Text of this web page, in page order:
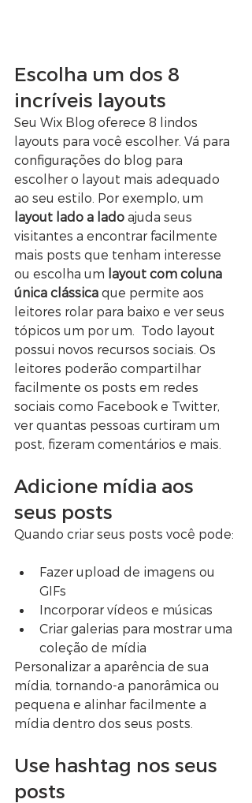
Escolha um dos 8
incríveis layouts
Seu Wix Blog oferece 8 lindos
layouts para você escolher. Vá para
configurações do blog para
escolher o layout mais adequado
ao seu estilo. Por exemplo, um
layout lado a lado ajuda seus
visitantes a encontrar facilmente
mais posts que tenham interesse
ou escolha um layout com coluna
única clássica que permite aos
leitores rolar para baixo e ver seus
tópicos um por um.  Todo layout
possui novos recursos sociais. Os
leitores poderão compartilhar
facilmente os posts em redes
sociais como Facebook e Twitter,
ver quantas pessoas curtiram um
post, fizeram comentários e mais.
Adicione mídia aos
seus posts
Quando criar seus posts você pode:
Fazer upload de imagens ou
GIFs
Incorporar vídeos e músicas
Criar galerias para mostrar uma
coleção de mídia
Personalizar a aparência de sua
mídia, tornando-a panorâmica ou
pequena e alinhar facilmente a
mídia dentro dos seus posts.
Use hashtag nos seus
posts